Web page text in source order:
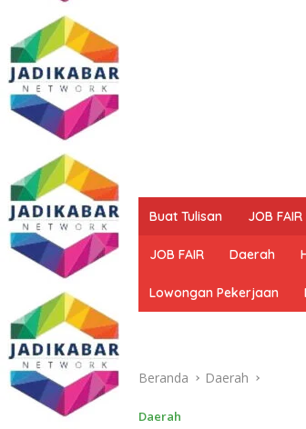
Buat Tulisan JOB FAIR
JOB FAIR Daerah
Lowongan Pekerjaan
Beranda Daerah
Daerah